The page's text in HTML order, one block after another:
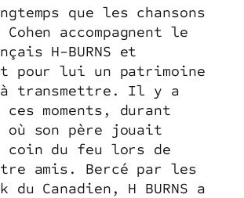
que les chansons
Cohen accompagnent le
H-BURNS et
pour lui un patrimoine
transmettre. Il y a
ces moments, durant
où son père jouait
coin du feu lors de
amis. Bercé par les
du Canadien, H BURNS a